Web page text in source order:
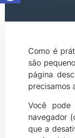
Como é
são
página
precisamos
Você
navegador
que a